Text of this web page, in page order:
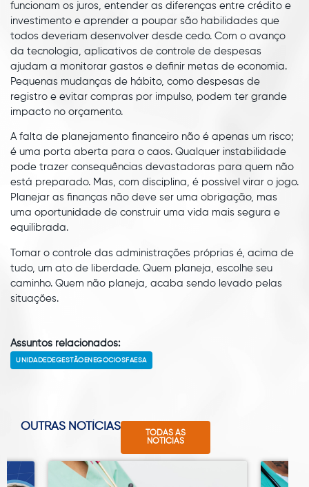
funcionam os juros, entender as diferenças entre crédito e
investimento e aprender a poupar são habilidades que
todos deveriam desenvolver desde cedo. Com o avanço
da tecnologia, aplicativos de controle de despesas
ajudam a monitorar gastos e definir metas de economia.
Pequenas mudanças de hábito, como despesas de
registro e evitar compras por impulso, podem ter grande
impacto no orçamento.
A falta de planejamento financeiro não é apenas um risco;
é uma porta aberta para o caos. Qualquer instabilidade
pode trazer consequências devastadoras para quem não
está preparado. Mas, com disciplina, é possível virar o jogo.
Planejar as finanças não deve ser uma obrigação, mas
uma oportunidade de construir uma vida mais segura e
equilibrada.
Tomar o controle das administrações próprias é, acima de
tudo, um ato de liberdade. Quem planeja, escolhe seu
caminho. Quem não planeja, acaba sendo levado pelas
situações.
Assuntos relacionados:
UNIDADEDEGESTÃOENEGÓCIOSFAESA
OUTRAS NOTÍCIAS
TODAS AS
NOTÍCIAS